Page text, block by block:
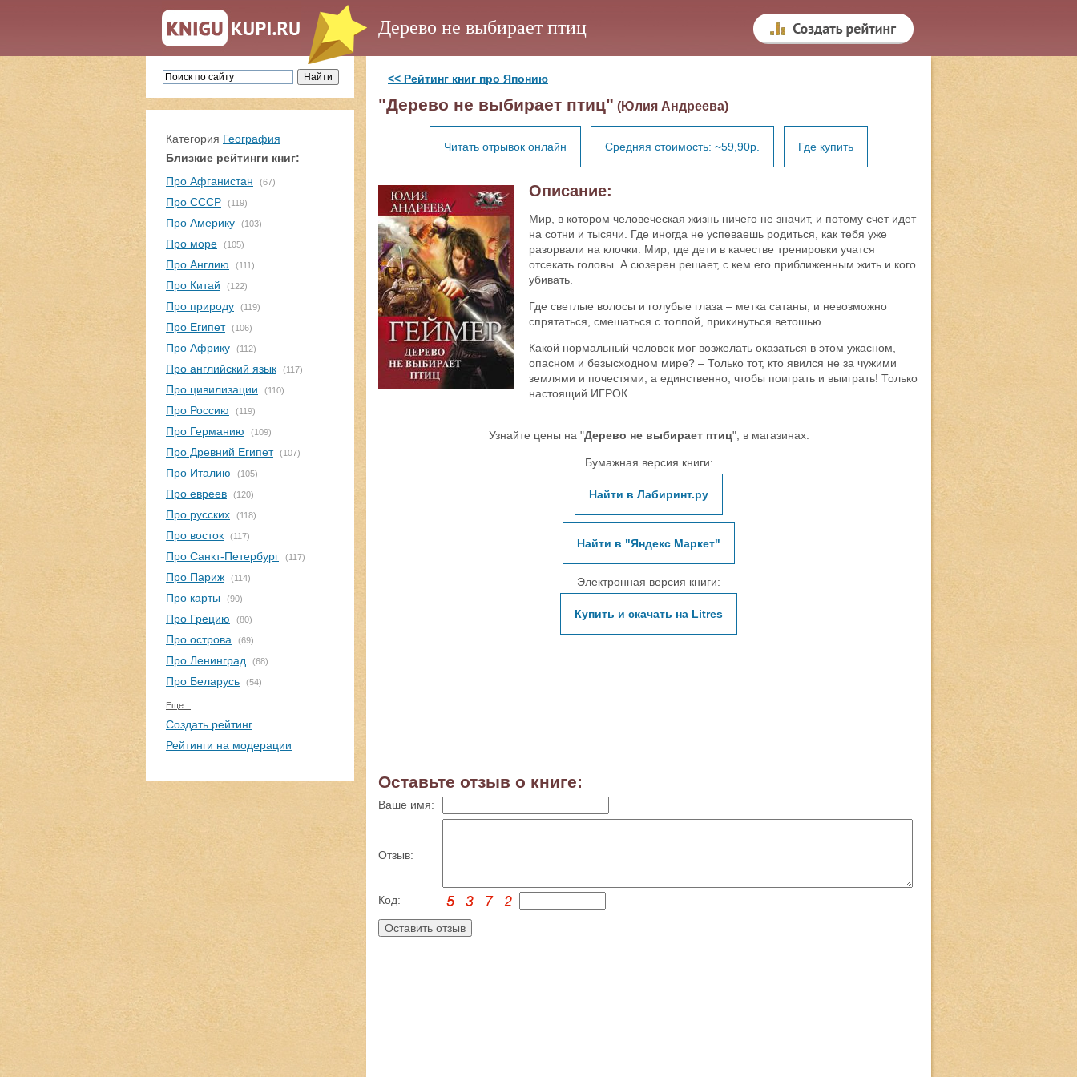
Дерево не выбирает птиц
Категория География
Близкие рейтинги книг:
Про Афганистан
(67)
Про СССР (119)
Про Америку (103)
Про море (105)
Про Англию (111)
Про Китай (122)
Про природу (119)
Про Египет (106)
Про Африку (112)
Про английский язык (117)
Про цивилизации (110)
Про Россию (119)
Про Германию (109)
Про Древний Египет (107)
Про Италию (105)
Про евреев (120)
Про русских (118)
Про восток (117)
Про Санкт-Петербург (117)
Про Париж (114)
Про карты (90)
Про Грецию (80)
Про острова (69)
Про Ленинград (68)
Про Беларусь (54)
Еще...
Создать рейтинг
Рейтинги на модерации
<< Рейтинг книг про Японию
"Дерево не выбирает птиц" (Юлия Андреева)
Читать отрывок онлайн Средняя стоимость: ~59,90р. Где купить
Описание:
Мир, в котором человеческая жизнь ничего не значит, и потому счет идет
на сотни и тысячи. Где иногда не успеваешь родиться, как тебя уже
разорвали на клочки. Мир, где дети в качестве тренировки учатся
отсекать головы. А сюзерен решает, с кем его приближенным жить и кого
убивать.
Где светлые волосы и голубые глаза – метка сатаны, и невозможно
спрятаться, смешаться с толпой, прикинуться ветошью.
Какой нормальный человек мог возжелать оказаться в этом ужасном,
опасном и безысходном мире? – Только тот, кто явился не за чужими
землями и почестями, а единственно, чтобы поиграть и выиграть! Только
настоящий ИГРОК.
Узнайте цены на "Дерево не выбирает птиц", в магазинах:
Бумажная версия книги:
Найти в Лабиринт.ру
Найти в "Яндекс Маркет"
Электронная версия книги:
Купить и скачать на Litres
Оставьте отзыв о книге:
Ваше имя:
Отзыв:
Код: